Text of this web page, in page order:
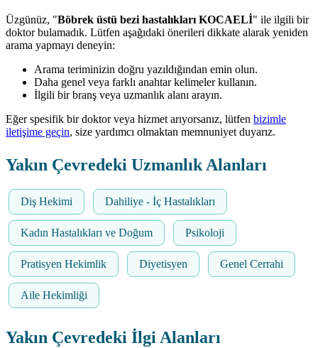
Üzgünüz, "Böbrek üstü bezi hastalıkları KOCAELİ" ile ilgili bir
doktor bulamadık. Lütfen aşağıdaki önerileri dikkate alarak yeniden
arama yapmayı deneyin:
Arama teriminizin doğru yazıldığından emin olun.
Daha genel veya farklı anahtar kelimeler kullanın.
İlgili bir branş veya uzmanlık alanı arayın.
Eğer spesifik bir doktor veya hizmet arıyorsanız, lütfen bizimle
iletişime geçin, size yardımcı olmaktan memnuniyet duyarız.
Yakın Çevredeki Uzmanlık Alanları
Diş Hekimi Dahiliye - İç Hastalıkları
Kadın Hastalıkları ve Doğum Psikoloji
Pratisyen Hekimlik Diyetisyen Genel Cerrahi
Aile Hekimliği
Yakın Çevredeki İlgi Alanları